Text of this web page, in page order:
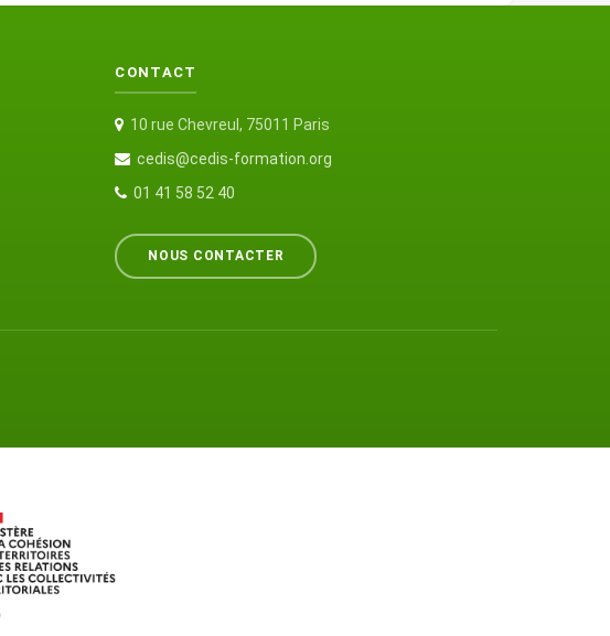
CONTACT
10 rue Chevreul, 75011 Paris
cedis@cedis-formation.org
01 41 58 52 40
NOUS CONTACTER